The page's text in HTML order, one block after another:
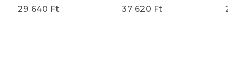
29 640 Ft 37 620 Ft